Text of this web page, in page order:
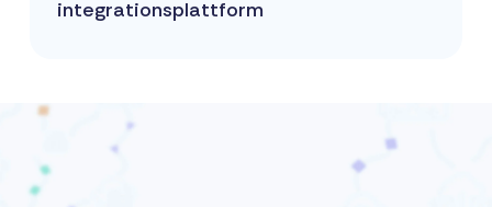
integrationsplattform